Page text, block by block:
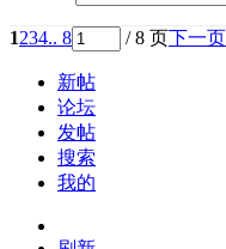
1234.. 8 / 8 页下一页
新帖
论坛
发帖
搜索
我的